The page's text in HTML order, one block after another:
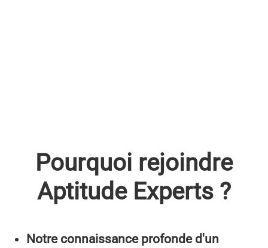
Pourquoi rejoindre
Aptitude Experts ?
Notre connaissance profonde d'un